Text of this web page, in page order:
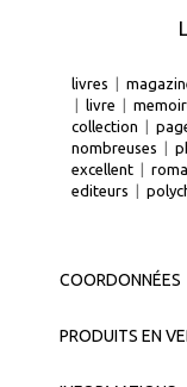
livres |
| livre |
collection |
nombreuses |
excellent |
editeurs |
COORDONNÉES
PRODUITS EN